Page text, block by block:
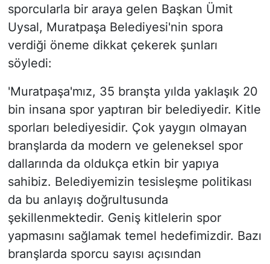
sporcularla bir araya gelen Başkan Ümit
Uysal, Muratpaşa Belediyesi'nin spora
verdiği öneme dikkat çekerek şunları
söyledi:
'Muratpaşa'mız, 35 branşta yılda yaklaşık 20
bin insana spor yaptıran bir belediyedir. Kitle
sporları belediyesidir. Çok yaygın olmayan
branşlarda da modern ve geleneksel spor
dallarında da oldukça etkin bir yapıya
sahibiz. Belediyemizin tesisleşme politikası
da bu anlayış doğrultusunda
şekillenmektedir. Geniş kitlelerin spor
yapmasını sağlamak temel hedefimizdir. Bazı
branşlarda sporcu sayısı açısından